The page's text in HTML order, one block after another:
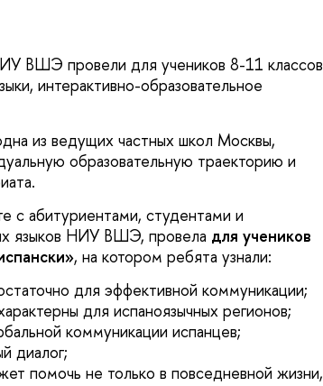
ВШЭ провели для учеников 8-11 классов
интерактивно-образовательное
из ведущих частных школ Москвы,
образовательную траекторию и
с абитуриентами, студентами и
языков НИУ ВШЭ, провела для учеников
, на котором ребята узнали:
для эффективной коммуникации;
для испаноязычных регионов;
коммуникации испанцев;
диалог;
помочь не только в повседневной жизни,